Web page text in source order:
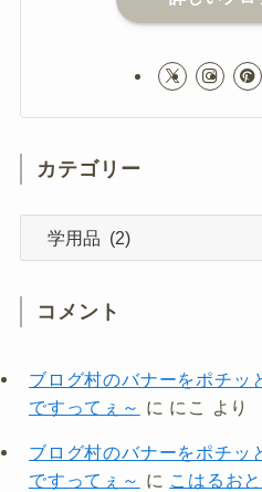
カテゴリー
コメント
ブログ村のバナーをポチッ
ですってぇ～ に にこ より
ブログ村のバナーをポチッ
ですってぇ～ に こはるおと